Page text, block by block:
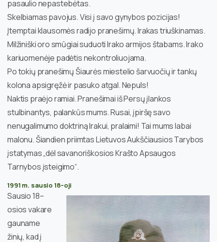
pasaulio nepastebėtas.
Skelbiamas pavojus. Visi į savo gynybos pozicijas!
Įtemptai klausomės radijo pranešimų. Irakas triuškinamas.
Milžiniški oro smūgiai suduoti Irako armijos štabams. Irako
kariuomenėje padėtis nekontroliuojama.
Po tokių pranešimų Šiaurės miestelio šarvuočių ir tankų
kolona apsigręžė ir pasuko atgal. Nepuls!
Naktis praėjo ramiai. Pranešimai iš Persų įlankos
stulbinantys, palankūs mums. Rusai, įpiršę savo
nenugalimumo doktriną Irakui, pralaimi! Tai mums labai
malonu. Šiandien priimtas Lietuvos Aukščiausios Tarybos
įstatymas „dėl savanoriškosios Krašto Apsaugos
Tarnybos įsteigimo“.
1991 m. sausio 18–oji
Sausio 18–
osios vakare
gauname
žinių, kad į